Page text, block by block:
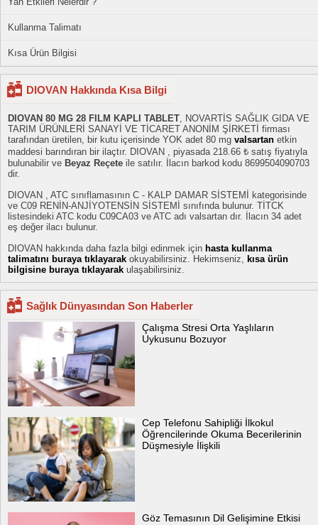
Kullanma Talimatı
Kısa Ürün Bilgisi
DIOVAN Hakkında Kısa Bilgi
DIOVAN 80 MG 28 FILM KAPLI TABLET , NOVARTİS SAĞLIK GIDA VE
TARIM ÜRÜNLERİ SANAYİ VE TİCARET ANONİM ŞİRKETİ firması
tarafından üretilen, bir kutu içerisinde YOK adet 80 mg valsartan etkin
maddesi barındıran bir ilaçtır. DIOVAN , piyasada 218.66 ₺ satış fiyatıyla
bulunabilir ve Beyaz Reçete ile satılır. İlacın barkod kodu 8699504090703
dir.
DIOVAN , ATC sınıflamasının C - KALP DAMAR SİSTEMİ kategorisinde
ve C09 RENİN-ANJİYOTENSİN SİSTEMİ sınıfında bulunur. TİTCK
listesindeki ATC kodu C09CA03 ve ATC adı valsartan dır. İlacın 34 adet
eş değer ilacı bulunur.
DIOVAN hakkında daha fazla bilgi edinmek için hasta kullanma
talimatını buraya tıklayarak okuyabilirsiniz. Hekimseniz,
kısa ürün
bilgisine buraya tıklayarak ulaşabilirsiniz.
Sağlık Dünyasından Son Haberler
Çalışma Stresi Orta Yaşlıların
Uykusunu Bozuyor
Cep Telefonu Sahipliği İlkokul
Öğrencilerinde Okuma Becerilerinin
Düşmesiyle İlişkili
Göz Temasının Dil Gelişimine Etkisi